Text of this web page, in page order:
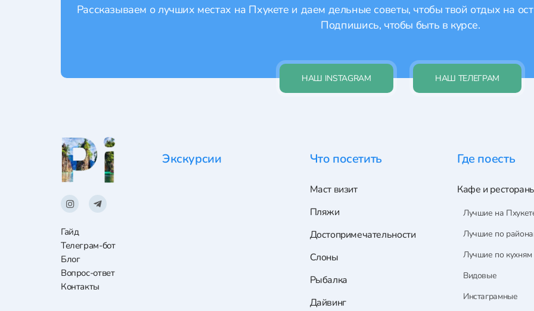
Рассказываем о лучших местах на Пхукете и даем дельные советы, чтобы твой отдых на
Подпишись, чтобы быть в курсе.
НАШ INSTAGRAM НАШ ТЕЛЕГРАМ
Гайд
Телеграм-бот
Блог
Вопрос-ответ
Контакты
Экскурсии Что посетить
Маст визит
Пляжи
Достопримечательности
Слоны
Рыбалка
Дайвинг
Где поесть
Кафе и
Лучшие на
Лучшие по
Лучшие по кухням
Видовые
Инстаграмные